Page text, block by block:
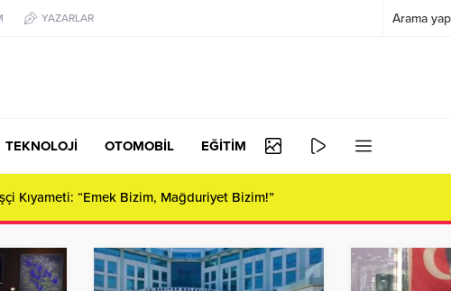
YAZARLAR
TEKNOLOJİ OTOMOBİL EĞİTİM
Kıyameti: “Emek Bizim, Mağduriyet Bizim!”